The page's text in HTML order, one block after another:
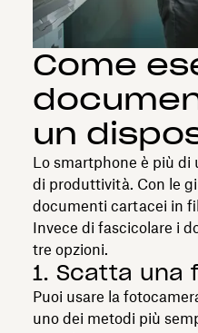
Come
un
Lo smartphone è più
di produttività. Con le
documenti cartacei in
Invece di fascicolare i
tre opzioni.
1. Scatta una
Puoi usare la
uno dei metodi più